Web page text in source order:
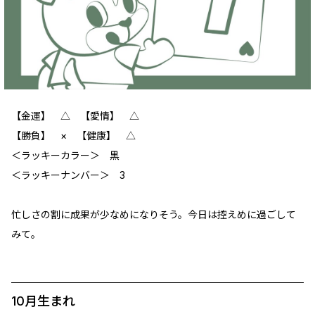
【金運】 △ 【愛情】 △
【勝負】 × 【健康】 △
＜ラッキーカラー＞ 黒
＜ラッキーナンバー＞ 3
忙しさの割に成果が少なめになりそう。今日は控えめに過ごして
みて。
10月生まれ